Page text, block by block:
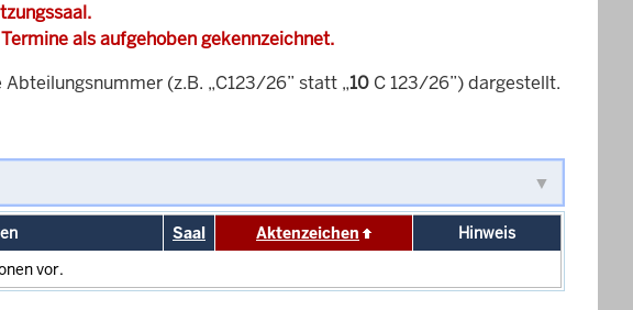
als aufgehoben gekennzeichnet.
(z.B. „C123/26” statt „10 C 123/26”) dargestellt.
Saal Aktenzeichen
Hinweis
vor.